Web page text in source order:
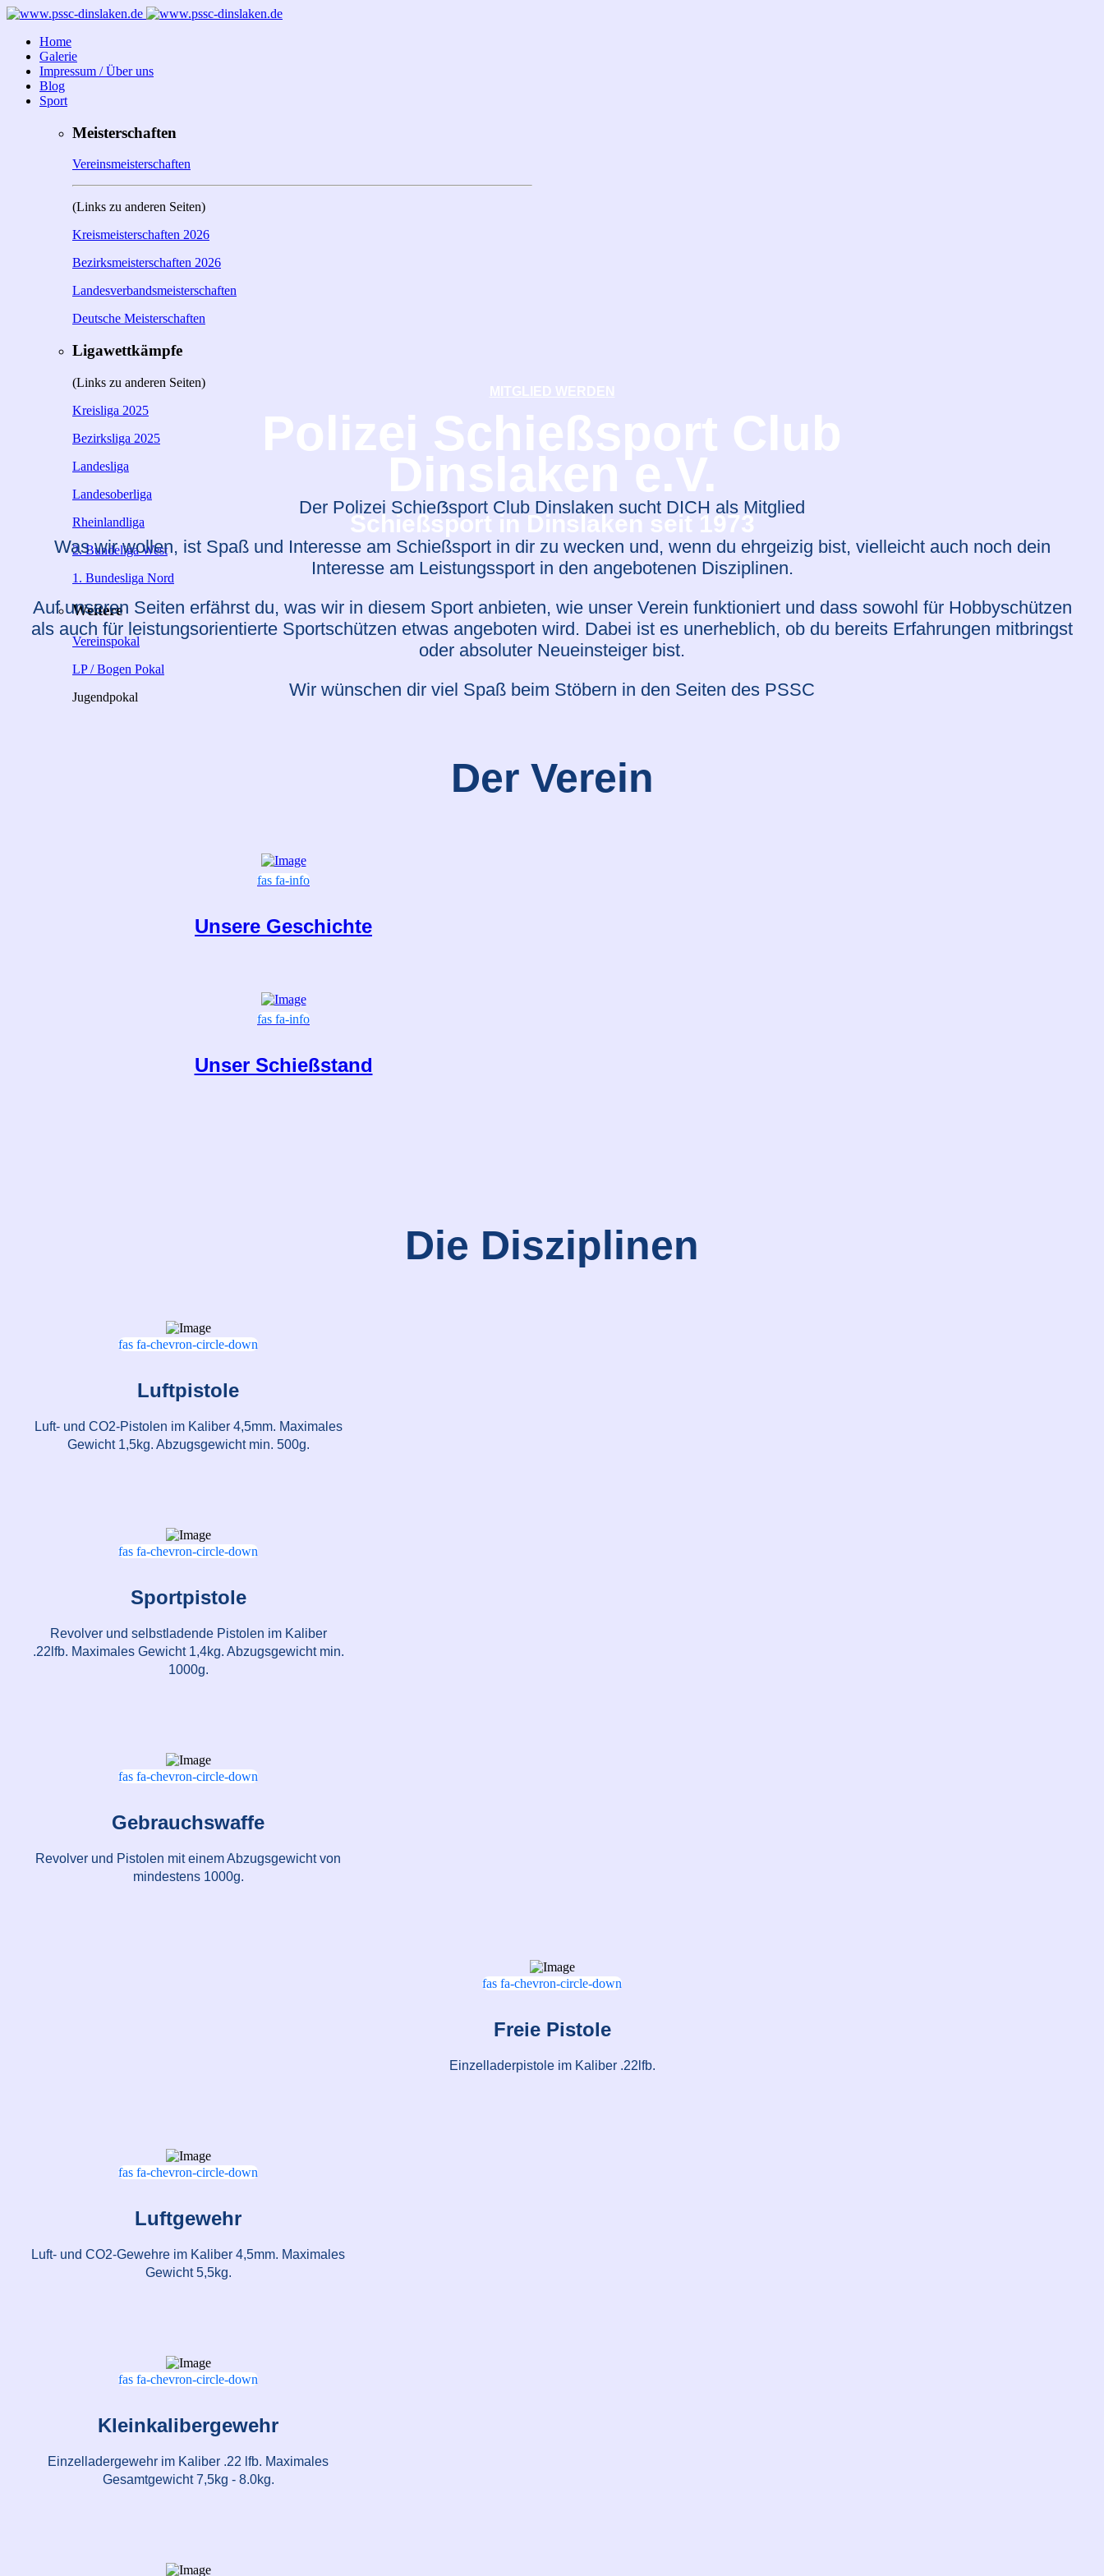
Home
Galerie
Impressum / Über uns
Blog
Sport
Meisterschaften
Vereinsmeisterschaften
(Links zu anderen Seiten)
Kreismeisterschaften 2026
Bezirksmeisterschaften 2026
Landesverbandsmeisterschaften
Deutsche Meisterschaften
Ligawettkämpfe
(Links zu anderen Seiten)
Kreisliga 2025
Bezirksliga 2025
Landesliga
Landesoberliga
Rheinlandliga
2. Bundeliga West
1. Bundesliga Nord
Weitere
Vereinspokal
LP / Bogen Pokal
Jugendpokal
Schießsport in Dinslaken seit 1973
Der Polizei Schieẞsport Club Dinslaken sucht DICH als Mitglied
Was wir wollen, ist Spaß und Interesse am Schießsport in dir zu wecken und, wenn du ehrgeizig bist, vielleicht auch noch dein
Interesse am Leistungssport in den angebotenen Disziplinen.
Auf unseren Seiten erfährst du, was wir in diesem Sport anbieten, wie unser Verein funktioniert und dass sowohl für Hobbyschützen
als auch für leistungsorientierte Sportschützen etwas angeboten wird. Dabei ist es unerheblich, ob du bereits Erfahrungen mitbringst
oder absoluter Neueinsteiger bist.
Wir wünschen dir viel Spaß beim Stöbern in den Seiten des PSSC
Der Verein
fas fa-info
Unsere Geschichte
fas fa-info
Unser Schießstand
Die Disziplinen
fas fa-chevron-circle-down
Luftpistole
Luft- und CO2-Pistolen im Kaliber 4,5mm. Maximales
Gewicht 1,5kg. Abzugsgewicht min. 500g.
fas fa-chevron-circle-down
Sportpistole
Revolver und selbstladende Pistolen im Kaliber
.22lfb. Maximales Gewicht 1,4kg. Abzugsgewicht min.
1000g.
fas fa-chevron-circle-down
Gebrauchswaffe
Revolver und Pistolen mit einem Abzugsgewicht von
mindestens 1000g.
fas fa-chevron-circle-down
Freie Pistole
Einzelladerpistole im Kaliber .22lfb.
fas fa-chevron-circle-down
Luftgewehr
Luft- und CO2-Gewehre im Kaliber 4,5mm. Maximales
Gewicht 5,5kg.
fas fa-chevron-circle-down
Kleinkalibergewehr
Einzelladergewehr im Kaliber .22 lfb. Maximales
Gesamtgewicht 7,5kg - 8.0kg.